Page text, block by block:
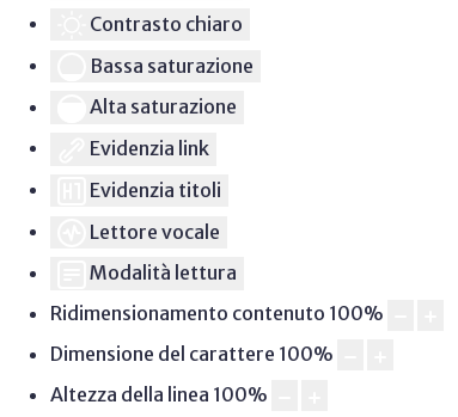
Contrasto chiaro
Bassa saturazione
Alta saturazione
Evidenzia link
Evidenzia titoli
Lettore vocale
Modalità lettura
Ridimensionamento contenuto 100%
Dimensione del carattere 100%
Altezza della linea 100%